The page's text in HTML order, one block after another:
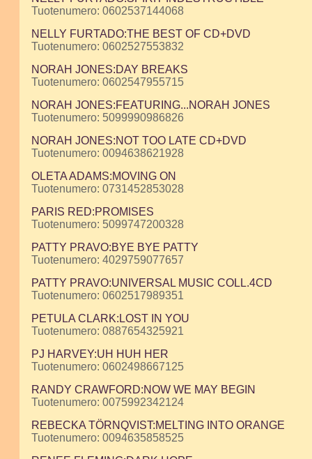
Tuotenumero: 0602537144068
NELLY FURTADO:THE BEST OF CD+DVD
Tuotenumero: 0602527553832
NORAH JONES:DAY BREAKS
Tuotenumero: 0602547955715
NORAH JONES:FEATURING...NORAH JONES
Tuotenumero: 5099990986826
NORAH JONES:NOT TOO LATE CD+DVD
Tuotenumero: 0094638621928
OLETA ADAMS:MOVING ON
Tuotenumero: 0731452853028
PARIS RED:PROMISES
Tuotenumero: 5099747200328
PATTY PRAVO:BYE BYE PATTY
Tuotenumero: 4029759077657
PATTY PRAVO:UNIVERSAL MUSIC COLL.4CD
Tuotenumero: 0602517989351
PETULA CLARK:LOST IN YOU
Tuotenumero: 0887654325921
PJ HARVEY:UH HUH HER
Tuotenumero: 0602498667125
RANDY CRAWFORD:NOW WE MAY BEGIN
Tuotenumero: 0075992342124
REBECKA TÖRNQVIST:MELTING INTO ORANGE
Tuotenumero: 0094635858525